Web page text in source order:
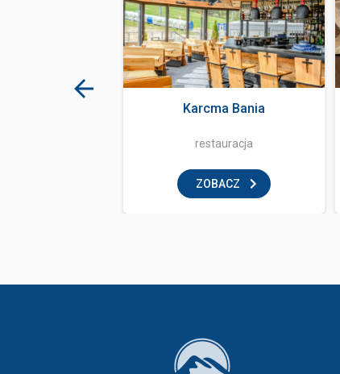
Karcma Bania
restauracja
ZOBACZ